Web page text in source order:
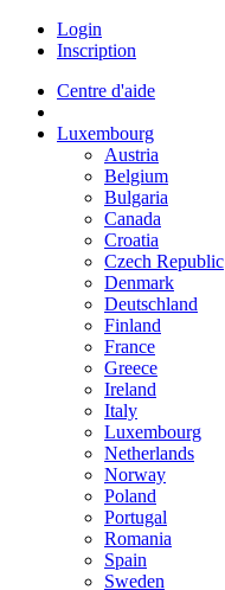
Login
Inscription
Centre d'aide
Luxembourg
Austria
Belgium
Bulgaria
Canada
Croatia
Czech Republic
Denmark
Deutschland
Finland
France
Greece
Ireland
Italy
Luxembourg
Netherlands
Norway
Poland
Portugal
Romania
Spain
Sweden